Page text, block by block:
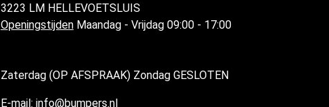
3223 LM HELLEVOETSLUIS
OpeningstijdenMaandag - Vrijdag 09:00 - 17:00
Zaterdag (OP AFSPRAAK) Zondag GESLOTEN
E-mail: info@bumpers.nl